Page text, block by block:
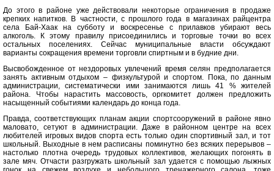
До этого в районе уже действовали некоторые ограничения в продаже
крепких напитков. В частности, с прошлого года в магазинах райцентра
села Бай-Хаак на субботу и воскресенье с прилавков убирают весь
алкоголь. К этому правилу присоединились и торговые точки во всех
остальных поселениях. Сейчас муниципальные власти обсуждают
варианты сокращения времени торговли спиртным и в будние дни.
Высвобожденное от нездоровых увлечений время селян предполагается
занять активным отдыхом – физкультурой и спортом. Пока, по данным
администрации, систематически ими занимаются лишь 41 % жителей
района. Чтобы нарастить массовость, оргкомитет должен предложить
насыщенный событиями календарь до конца года.
Правда, соответствующих планам акции спортсооружений в районе явно
маловато, сетуют в администрации. Даже в районном центре на всех
любителей игровых видов спорта есть только один спортивный зал, и тот
школьный. Выходные в нем расписаны поминутно без всяких перерывов –
настолько плотна очередь трудовых коллективов, желающих погонять в
зале мяч. Отчасти разгружать школьный зал удается с помощью лыжных